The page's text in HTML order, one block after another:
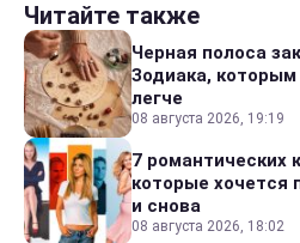
Читайте также
Черная полоса
Зодиака,
легче
08 августа 2026, 19:19
7 романтических
которые хочется
и снова
08 августа 2026, 18:02